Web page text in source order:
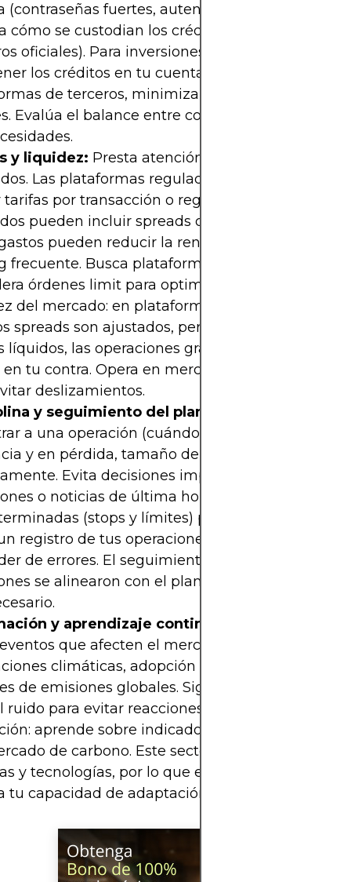
(contraseñas fuertes, autenticación de dos
cómo se custodian los créditos (generalmente
oficiales). Para inversiones a largo plazo,
los créditos en tu cuenta registrada en lugar
de terceros, minimizando riesgos de fallos
Evalúa el balance entre comodidad y
y liquidez: Presta atención a las comisiones y
Las plataformas reguladas y voluntarias
tarifas por transacción o registro, mientras que
pueden incluir spreads o costos de
pueden reducir la rentabilidad,
frecuente. Busca plataformas con costos
órdenes limit para optimizar precios. Evalúa
del mercado: en plataformas reguladas como
spreads son ajustados, pero en mercados
líquidos, las operaciones grandes pueden
en tu contra. Opera en mercados con suficiente
deslizamientos.
y seguimiento del plan:
a una operación (cuándo entrar, cuándo salir
y en pérdida, tamaño de posición) y
Evita decisiones impulsivas
o noticias de última hora. Usa órdenes
(stops y límites) para mantener la
registro de tus operaciones para analizar
de errores. El seguimiento es clave: evalúa si
se alinearon con el plan y ajusta tu
y aprendizaje continuo:
que afecten el mercado, como cambios
climáticas, adopción de proyectos
de emisiones globales. Sigue fuentes
ruido para evitar reacciones exageradas.
aprende sobre indicadores, estrategias y
de carbono. Este sector evoluciona con
y tecnologías, por lo que el conocimiento
tu capacidad de adaptación y decisión.